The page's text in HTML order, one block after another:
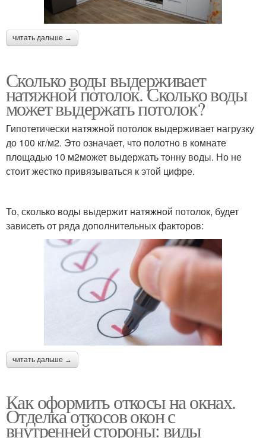
читать дальше →
Сколько воды выдерживает
натяжной потолок. Сколько воды
может выдержать потолок?
Гипотетически натяжной потолок выдерживает нагрузку
до 100 кг/м2. Это означает, что полотно в комнате
площадью 10 м2может выдержать тонну воды. Но не
стоит жестко привязываться к этой цифре.
То, сколько воды выдержит натяжной потолок, будет
зависеть от ряда дополнительных факторов:
читать дальше →
Как оформить откосы на окнах.
Отделка откосов окон с
внутренней стороны: виды